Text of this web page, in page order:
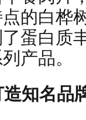
的白桦
蛋白质
产品。
知名品